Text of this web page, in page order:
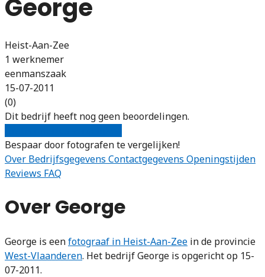
George
Heist-Aan-Zee
1 werknemer
eenmanszaak
15-07-2011
(0)
Dit bedrijf heeft nog geen beoordelingen.
Bespaar door fotografen te vergelijken!
Over Bedrijfsgegevens Contactgegevens Openingstijden
Reviews FAQ
Over George
George is eenfotograaf in Heist-Aan-Zee in de provincie
West-Vlaanderen. Het bedrijf George is opgericht op 15-
07-2011.